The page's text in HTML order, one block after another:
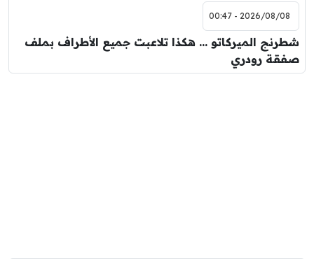
2026/08/08 - 00:47
شطرنج الميركاتو … هكذا تلاعبت جميع الأطراف بملف
صفقة رودري